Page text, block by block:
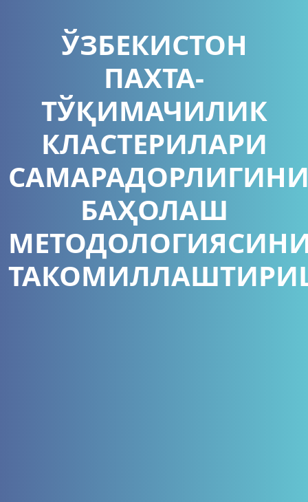
ЎЗБЕКИСТОН
ПАХТА-
ТЎҚИМАЧИЛИК
КЛАСТЕРИЛАРИ
БАҲОЛАШ